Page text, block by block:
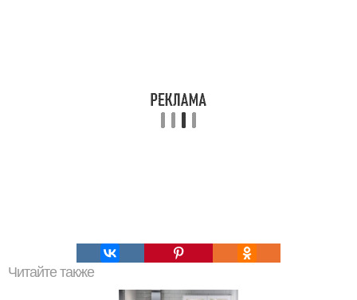
Читайте также